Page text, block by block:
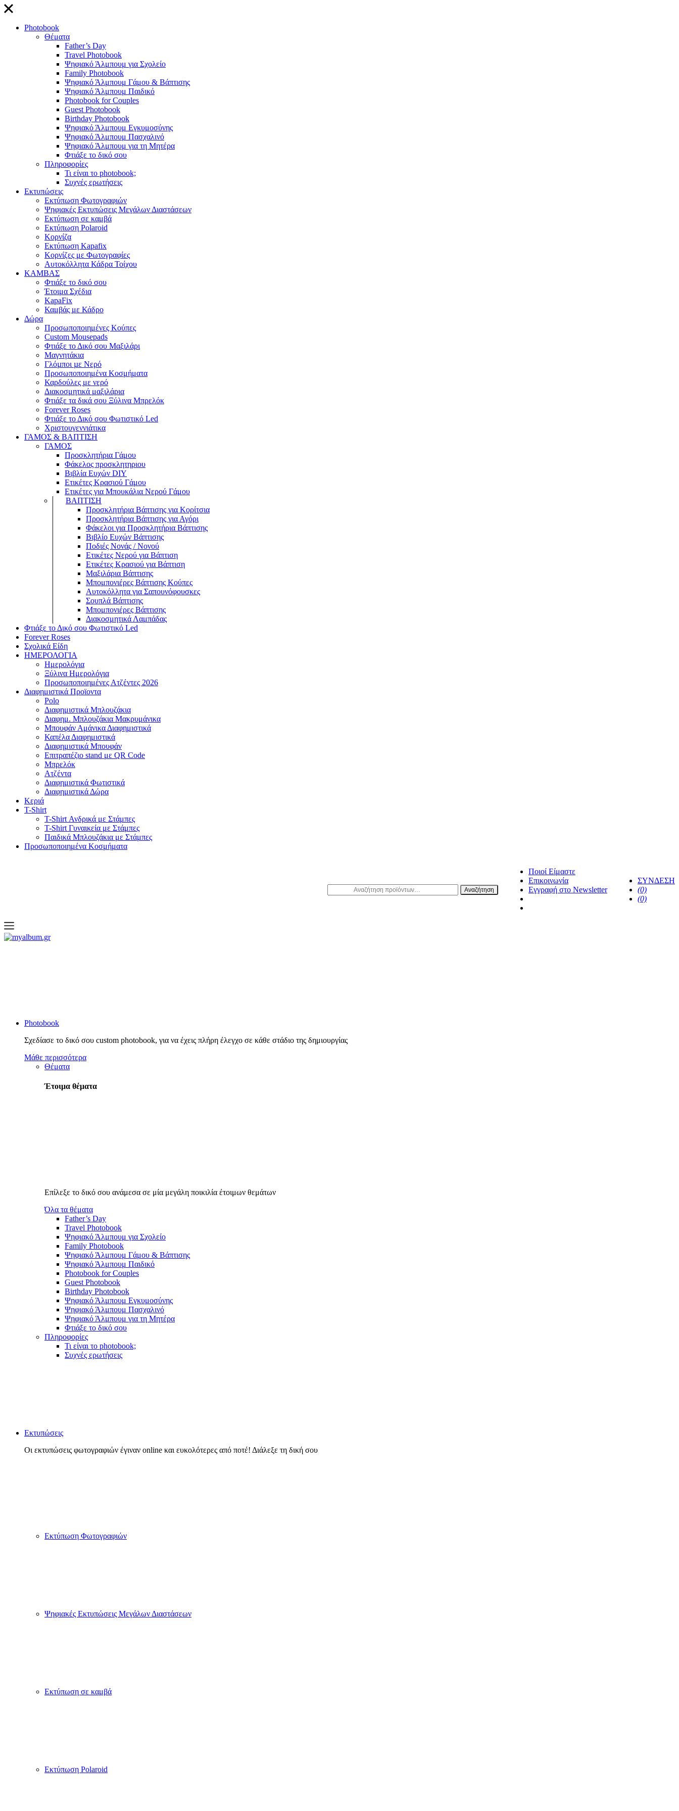
close
Photobook
Θέματα
Father’s Day
Travel Photobook
Ψηφιακό Άλμπουμ για Σχολείο
Family Photobook
Ψηφιακό Άλμπουμ Γάμου & Βάπτισης
Ψηφιακό Άλμπουμ Παιδικό
Photobook for Couples
Guest Photobook
Birthday Photobook
Ψηφιακό Άλμπουμ Εγκυμοσύνης
Ψηφιακό Άλμπουμ Πασχαλινό
Ψηφιακό Άλμπουμ για τη Μητέρα
Φτιάξε το δικό σου
Πληροφορίες
Τι είναι το photobook;
Συχνές ερωτήσεις
Εκτυπώσεις
Εκτύπωση Φωτογραφιών
Ψηφιακές Εκτυπώσεις Μεγάλων Διαστάσεων
Εκτύπωση σε καμβά
Εκτύπωση Polaroid
Κορνίζα
Εκτύπωση Kapafix
Κορνίζες με Φωτογραφίες
Αυτοκόλλητα Κάδρα Τοίχου
ΚΑΜΒΑΣ
Φτιάξε το δικό σου
Έτοιμα Σχέδια
KapaFix
Καμβάς με Κάδρο
Δώρα
Προσωποποιημένες Κούπες
Custom Mousepads
Φτιάξε το Δικό σου Μαξιλάρι
Μαγνητάκια
Γλόµποι µε Νερό
Προσωποποιημένα Κοσμήματα
Καρδούλες με νερό
Διακοσμητικά μαξιλάρια
Φτιάξε τα δικά σου Ξύλινα Μπρελόκ
Forever Roses
Φτιάξε το Δικό σου Φωτιστικό Led
Χριστουγεννιάτικα
ΓΑΜΟΣ & ΒΑΠΤΙΣΗ
ΓΑΜΟΣ
Προσκλητήρια Γάμου
Φάκελος προσκλητηριου
Βιβλία Ευχών DIY
Ετικέτες Κρασιού Γάμου
Ετικέτες για Μπουκάλια Νερού Γάμου
ΒΑΠΤΙΣΗ
Προσκλητήρια Βάπτισης για Κορίτσια
Προσκλητήρια Βάπτισης για Αγόρι
Φάκελοι για Προσκλητήρια Βάπτισης
Βιβλίο Ευχών Βάπτισης
Ποδιές Νονάς / Νονού
Ετικέτες Νερού για Βάπτιση
Ετικέτες Κρασιού για Βάπτιση
Μαξιλάρια Βάπτισης
Μπομπονιέρες Βάπτισης Κούπες
Αυτοκόλλητα για Σαπουνόφουσκες
Σουπλά Βάπτισης
Μπομπονιέρες Βάπτισης
Διακοσμητικά Λαμπάδας
Φτιάξε το Δικό σου Φωτιστικό Led
Forever Roses
Σχολικά Είδη
ΗΜΕΡΟΛΟΓΙΑ
Ημερολόγια
Ξύλινα Ημερολόγια
Προσωποποιημένες Ατζέντες 2026
Διαφημιστικά Προϊοντα
Polo
Διαφημιστικά Μπλουζάκια
Διαφημ. Μπλουζάκια Μακρυμάνικα
Μπουφάν Αμάνικα Διαφημιστικά
Καπέλα Διαφημιστικά
Διαφημιστικά Μπουφάν
Επιτραπέζιο stand με QR Code
Μπρελόκ
Ατζέντα
Διαφημιστικά Φωτιστικά
Διαφημιστικά Δώρα
Κεριά
T-Shirt
T-Shirt Ανδρικά με Στάμπες
T-Shirt Γυναικεία με Στάμπες
Παιδικά Μπλουζάκια με Στάμπες
Προσωποποιημένα Κοσμήματα
Αναζήτηση
για:
Αναζήτηση
Ποιοί Είμαστε
Επικοινωνία
Εγγραφή στο Newsletter
ΣΥΝΔΕΣΗ
(0)
(0)
open
Photobook
Σχεδίασε το δικό σου custom photobook, για να έχεις πλήρη έλεγχο σε κάθε στάδιο της δημιουργίας
Μάθε περισσότερα
Θέματα
Έτοιμα θέματα
Επίλεξε το δικό σου ανάμεσα σε μία μεγάλη ποικιλία έτοιμων θεμάτων
Όλα τα θέματα
Father’s Day
Travel Photobook
Ψηφιακό Άλμπουμ για Σχολείο
Family Photobook
Ψηφιακό Άλμπουμ Γάμου & Βάπτισης
Ψηφιακό Άλμπουμ Παιδικό
Photobook for Couples
Guest Photobook
Birthday Photobook
Ψηφιακό Άλμπουμ Εγκυμοσύνης
Ψηφιακό Άλμπουμ Πασχαλινό
Ψηφιακό Άλμπουμ για τη Μητέρα
Φτιάξε το δικό σου
Πληροφορίες
Τι είναι το photobook;
Συχνές ερωτήσεις
Εκτυπώσεις
Οι εκτυπώσεις φωτογραφιών έγιναν online και ευκολότερες από ποτέ! Διάλεξε τη δική σου
Εκτύπωση Φωτογραφιών
Ψηφιακές Εκτυπώσεις Μεγάλων Διαστάσεων
Εκτύπωση σε καμβά
Εκτύπωση Polaroid